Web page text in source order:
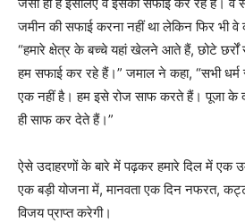
जमीन की सफाई करना नहीं था लेकिन फिर भी
“हमारे क्षेत्र के बच्चे यहां खेलने आते हैं, छोटे
हम सफाई कर रहे हैं।” जमाल ने कहा, “सभी
एक नहीं है। हम इसे रोज साफ करते हैं। पूजा के
ही साफ कर देते हैं।”
ऐसे उदाहरणों के बारे में पढ़कर हमारे दिल में एक
एक बड़ी योजना में, मानवता एक दिन नफरत,
विजय प्राप्त करेगी।